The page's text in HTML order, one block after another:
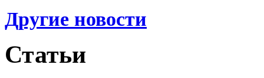
Другие новости
Статьи